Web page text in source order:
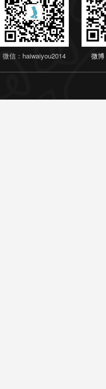
微信：haiwaiyou2014 微